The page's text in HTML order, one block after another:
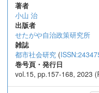
著者
小山 治
出版者
せたがや自治政策研究所
雑誌
都市社会研究 (
巻号頁・発行日
vol.15, pp.157-168, 2023